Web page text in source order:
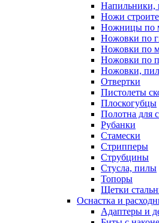
Напильники,
Ножи
Ножницы по
Ножовки по
Ножовки по
Ножовки по
Ножовки,
Отвертки
Пистолеты
Плоскогубцы
Полотна для
Рубанки
Стамески
Стрипперы
Струбцины
Стусла, пилы
Топоры
Щетки
Оснастка и
Адаптеры и